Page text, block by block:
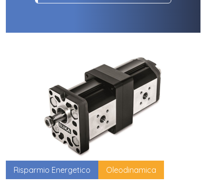
Risparmio Energetico Oleodinamica